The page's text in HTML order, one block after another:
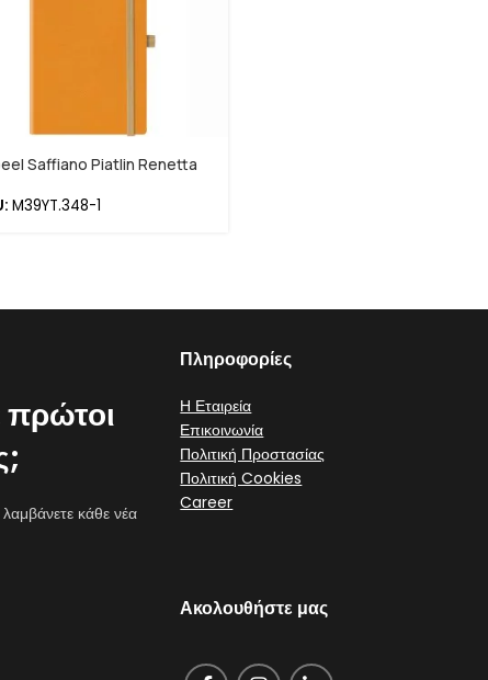
Saffiano Piatlin Renetta
M39YT.348-1
πρώτοι
κάθε νέα
Πληροφορίες
Η Εταιρεία
Επικοινωνία
Πολιτική Προστασίας
Πολιτική Cookies
Career
Ακολουθήστε μας